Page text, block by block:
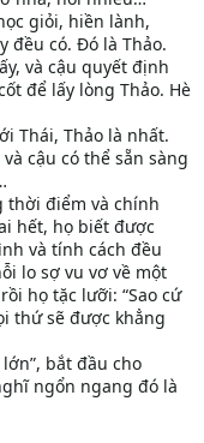
giỏi, hiền lành,
đều có. Đó là Thảo.
và cậu quyết định
để lấy lòng Thảo. Hè
Thái, Thảo là nhất.
cậu có thể sẵn sàng
thời điểm và chính
hết, họ biết được
và tính cách đều
lo sợ vu vơ về một
họ tặc lưỡi: “Sao cứ
thứ sẽ được khẳng
bắt đầu cho
ngổn ngang đó là